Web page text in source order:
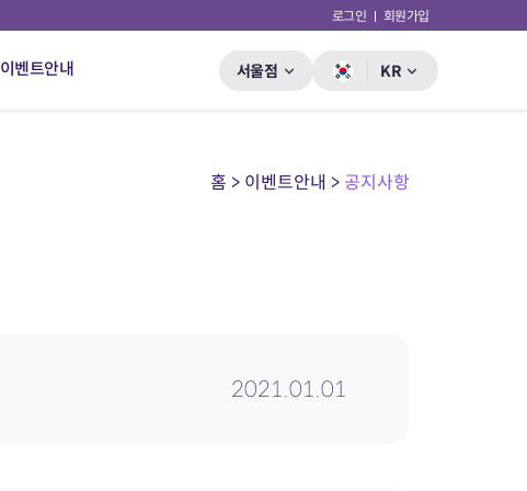
로그인 회원가입
이벤트안내 서울점 KR
홈 > 이벤트안내 > 공지사항
2021.01.01